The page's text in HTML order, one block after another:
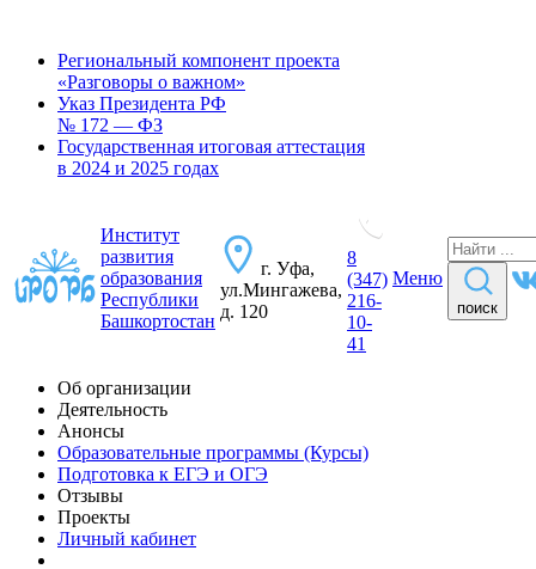
Региональный компонент проекта
«Разговоры о важном»
Указ Президента РФ
№ 172 — ФЗ
Государственная итоговая аттестация
в 2024 и 2025 годах
Институт
развития
образования
Республики
Башкортостан
г. Уфа,
ул.Мингажева,
д. 120
8
(347)
216-
10-
41
Меню
поиск
Об организации
Деятельность
Анонсы
Образовательные программы (Курсы)
Подготовка к ЕГЭ и ОГЭ
Отзывы
Проекты
Личный кабинет